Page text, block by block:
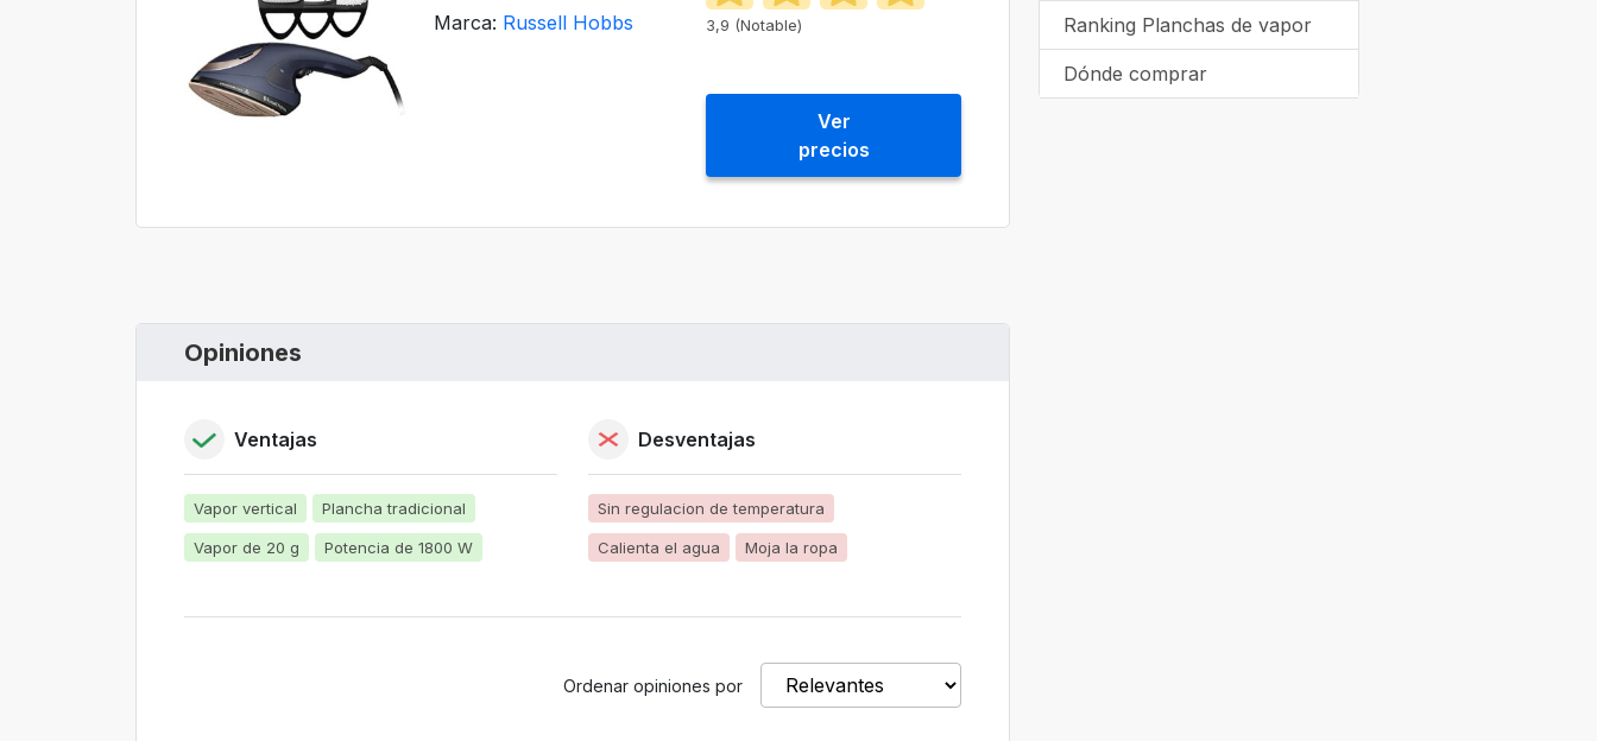
Ranking Planchas de vapor
Dónde comprar
Marca: Russell Hobbs 3,9 (Notable)
Ver
precios
Opiniones
Ventajas
Vapor vertical Plancha tradicional
Vapor de 20 g Potencia de 1800 W
Desventajas
Sin regulacion de temperatura
Calienta el agua Moja la ropa
Ordenar opiniones por